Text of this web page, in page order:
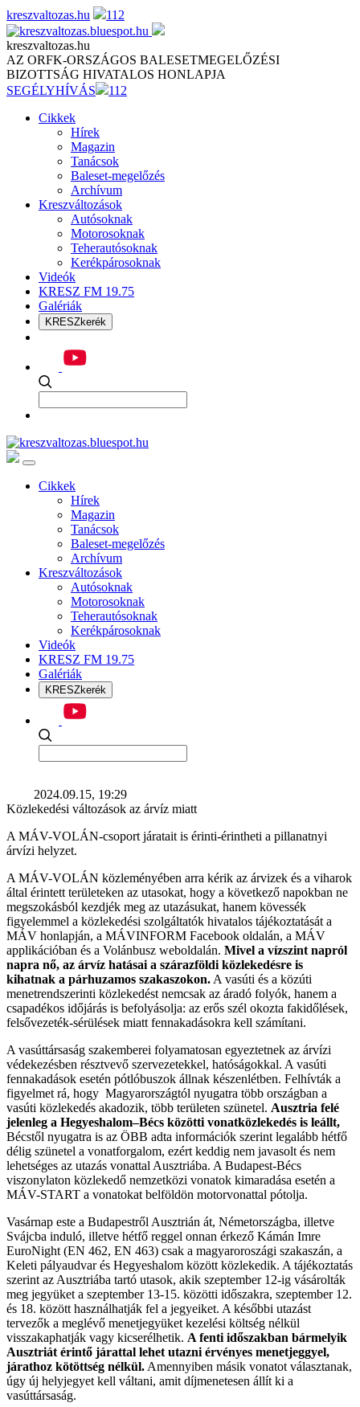
Skip
to
content
kreszvaltozas.hu 112
kreszvaltozas.hu
AZ ORFK-ORSZÁGOS BALESETMEGELŐZÉSI
BIZOTTSÁG HIVATALOS HONLAPJA
SEGÉLYHÍVÁS
112
Cikkek
Hírek
Magazin
Tanácsok
Baleset-megelőzés
Archívum
Kreszváltozások
Autósoknak
Motorosoknak
Teherautósoknak
Kerékpárosoknak
Videók
KRESZ FM 19.75
Galériák
KRESZkerék
Cikkek
Hírek
Magazin
Tanácsok
Baleset-megelőzés
Archívum
Kreszváltozások
Autósoknak
Motorosoknak
Teherautósoknak
Kerékpárosoknak
Videók
KRESZ FM 19.75
Galériák
KRESZkerék
2024.09.15, 19:29
Közlekedési változások az árvíz miatt
A MÁV-VOLÁN-csoport járatait is érinti-érintheti a pillanatnyi
árvízi helyzet.
A MÁV-VOLÁN közleményében arra kérik az árvizek és a viharok
által érintett területeken az utasokat, hogy a következő napokban ne
megszokásból kezdjék meg az utazásukat, hanem kövessék
figyelemmel a közlekedési szolgáltatók hivatalos tájékoztatását a
MÁV honlapján, a MÁVINFORM Facebook oldalán, a MÁV
applikációban és a Volánbusz weboldalán. Mivel a vízszint napról
napra nő, az árvíz hatásai a szárazföldi közlekedésre is
kihatnak a párhuzamos szakaszokon. A vasúti és a közúti
menetrendszerinti közlekedést nemcsak az áradó folyók, hanem a
csapadékos időjárás is befolyásolja: az erős szél okozta fakidőlések,
felsővezeték-sérülések miatt fennakadásokra kell számítani.
A vasúttársaság szakemberei folyamatosan egyeztetnek az árvízi
védekezésben résztvevő szervezetekkel, hatóságokkal. A vasúti
fennakadások esetén pótlóbuszok állnak készenlétben. Felhívták a
figyelmet rá, hogy Magyarországtól nyugatra több országban a
vasúti közlekedés akadozik, több területen szünetel. Ausztria felé
jelenleg a Hegyeshalom–Bécs közötti vonatközlekedés is leállt,
Bécstől nyugatra is az ÖBB adta információk szerint legalább hétfő
délig szünetel a vonatforgalom, ezért keddig nem javasolt és nem
lehetséges az utazás vonattal Ausztriába. A Budapest-Bécs
viszonylaton közlekedő nemzetközi vonatok kimaradása esetén a
MÁV-START a vonatokat belföldön motorvonattal pótolja.
Vasárnap este a Budapestről Ausztrián át, Németországba, illetve
Svájcba induló, illetve hétfő reggel onnan érkező Kámán Imre
EuroNight (EN 462, EN 463) csak a magyaroroszági szakaszán, a
Keleti pályaudvar és Hegyeshalom között közlekedik. A tájékoztatás
szerint az Ausztriába tartó utasok, akik szeptember 12-ig vásárolták
meg jegyüket a szeptember 13-15. közötti időszakra, szeptember 12.
és 18. között használhatják fel a jegyeiket. A későbbi utazást
tervezők a meglévő menetjegyüket kezelési költség nélkül
visszakaphatják vagy kicserélhetik. A fenti időszakban bármelyik
Ausztriát érintő járattal lehet utazni érvényes menetjeggyel,
járathoz kötöttség nélkül. Amennyiben másik vonatot választanak,
úgy új helyjegyet kell váltani, amit díjmenetesen állít ki a
vasúttársaság.